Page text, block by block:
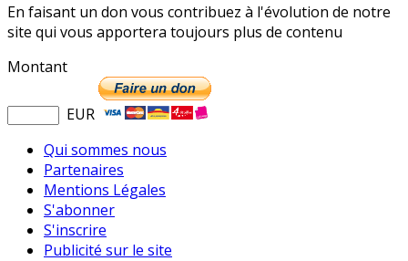
En faisant un don vous contribuez à l'évolution de notre
site qui vous apportera toujours plus de contenu
Montant
EUR
Qui sommes nous
Partenaires
Mentions Légales
S'abonner
S'inscrire
Publicité sur le site